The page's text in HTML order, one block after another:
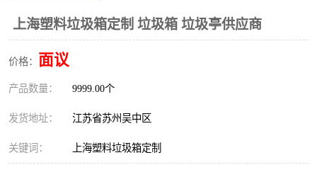
上海塑料垃圾箱定制 垃圾箱 垃圾亭供应商
价格： 面议
产品数量： 9999.00个
发货地址： 江苏省苏州吴中区
关键词： 上海塑料垃圾箱定制